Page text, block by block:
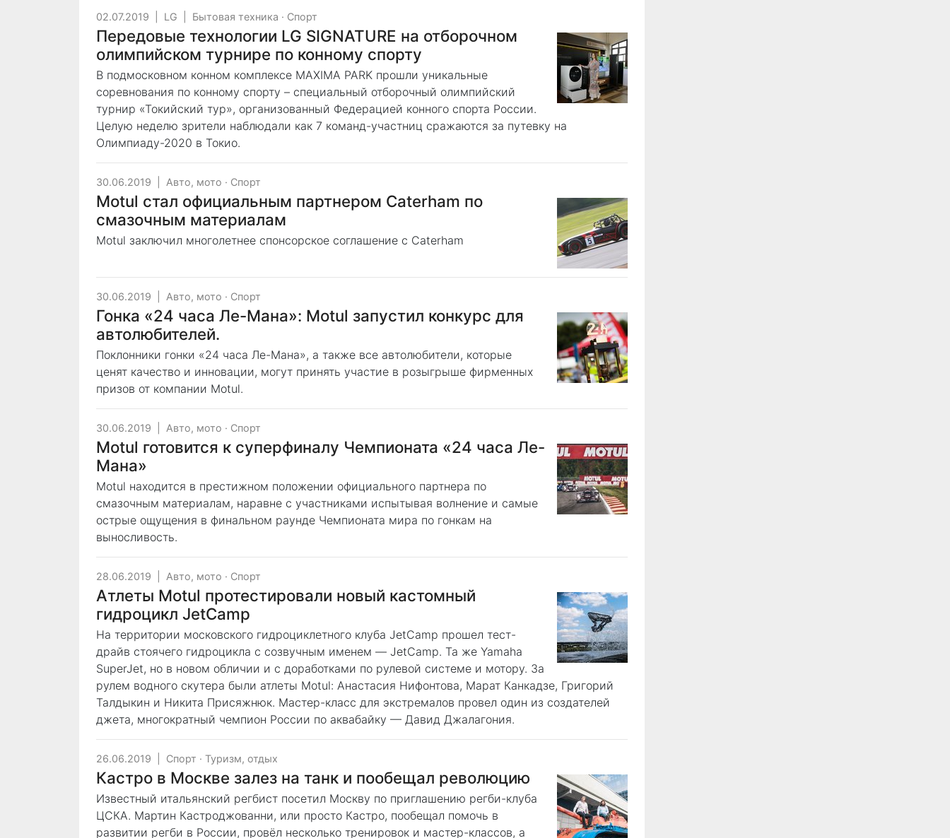
02.07.2019 LG Бытовая техника · Спорт
Передовые технологии LG SIGNATURE на отборочном
олимпийском турнире по конному спорту
В подмосковном конном комплексе MAXIMA PARK прошли уникальные
соревнования по конному спорту – специальный отборочный олимпийский
турнир «Токийский тур», организованный Федерацией конного спорта России.
Целую неделю зрители наблюдали как 7 команд-участниц сражаются за путевку на
Олимпиаду-2020 в Токио.
30.06.2019 Авто, мото · Спорт
Motul стал официальным партнером Caterham по
смазочным материалам
Motul заключил многолетнее спонсорское соглашение с Caterham
30.06.2019 Авто, мото · Спорт
Гонка «24 часа Ле-Мана»: Motul запустил конкурс для
автолюбителей.
Поклонники гонки «24 часа Ле-Мана», а также все автолюбители, которые
ценят качество и инновации, могут принять участие в розыгрыше фирменных
призов от компании Motul.
30.06.2019 Авто, мото · Спорт
Motul готовится к суперфиналу Чемпионата «24 часа Ле-
Мана»
Motul находится в престижном положении официального партнера по
смазочным материалам, наравне с участниками испытывая волнение и самые
острые ощущения в финальном раунде Чемпионата мира по гонкам на
выносливость.
28.06.2019 Авто, мото · Спорт
Атлеты Motul протестировали новый кастомный
гидроцикл JetCamp
На территории московского гидроциклетного клуба JetCamp прошел тест-
драйв стоячего гидроцикла с созвучным именем — JetCamp. Та же Yamaha
SuperJet, но в новом обличии и с доработками по рулевой системе и мотору. За
рулем водного скутера были атлеты Motul: Анастасия Нифонтова, Марат Канкадзе, Григорий
Талдыкин и Никита Присяжнюк. Мастер-класс для экстремалов провел один из создателей
джета, многократный чемпион России по аквабайку — Давид Джалагония.
26.06.2019 Спорт · Туризм, отдых
Кастро в Москве залез на танк и пообещал революцию
Известный итальянский регбист посетил Москву по приглашению регби-клуба
ЦСКА. Мартин Кастроджованни, или просто Кастро, пообещал помочь в
развитии регби в России, провёл несколько тренировок и мастер-классов, а